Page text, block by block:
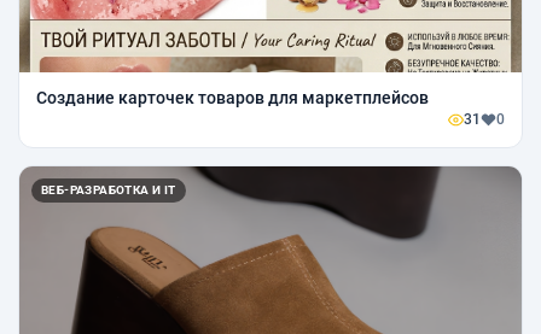
Создание карточек товаров для маркетплейсов
31 0
ВЕБ-РАЗРАБОТКА И IT